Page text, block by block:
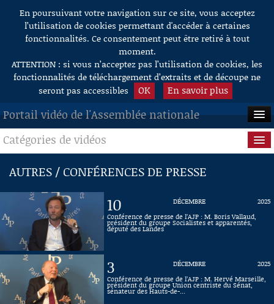
Aller au contenu
En poursuivant votre navigation sur ce site, vous acceptez
l’utilisation de cookies permettant d'accéder à certaines
fonctionnalités. Ce consentement peut être retiré à tout
moment.
ATTENTION : si vous n’acceptez pas l’utilisation de cookies, les
fonctionnalités de téléchargement d’extraits et de découpe ne
seront pas accessibles
OK En savoir plus
Portail vidéo de l'Assemblée nationale
ACCUEIL
EN DIRECT
À LA DEMANDE
RECHERCHE
AIDE À LA DÉCOUPE
DE VIDÉOS
Catégories de vidéos
Séance publique
Questions au Gouvernement
Commissions
Évènements
Connaissance, Histoire
AUTRES / CONFÉRENCES DE PRESSE
10 DÉCEMBRE
2025
Conférence de presse de l’AJP : M. Boris Vallaud,
président du groupe Socialistes et apparentés,
député des Landes
3 DÉCEMBRE
2025
Conférence de presse de l’AJP : M. Hervé Marseille,
président du groupe Union centriste du Sénat,
sénateur des Hauts-de-...